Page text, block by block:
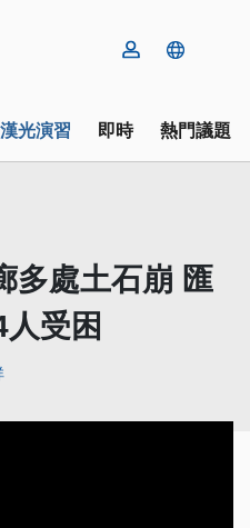
漢光演習 即時 熱門議題
多處土石崩 匯
受困